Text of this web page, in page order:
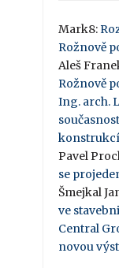
Mark8:
Rožnově
Aleš
Rožnově
Ing. arch.
Pavel
se
Šmejkal
ve
Central
novou